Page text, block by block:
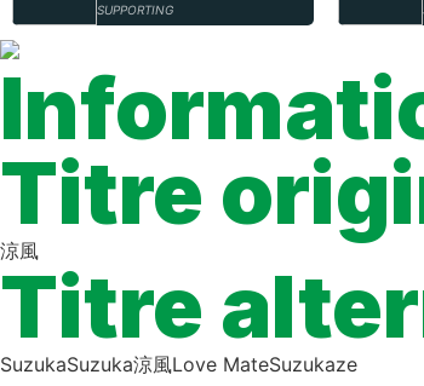
SUPPORTING
Titre
涼風
Titre
SuzukaSuzuka涼風Love MateSuzukaze